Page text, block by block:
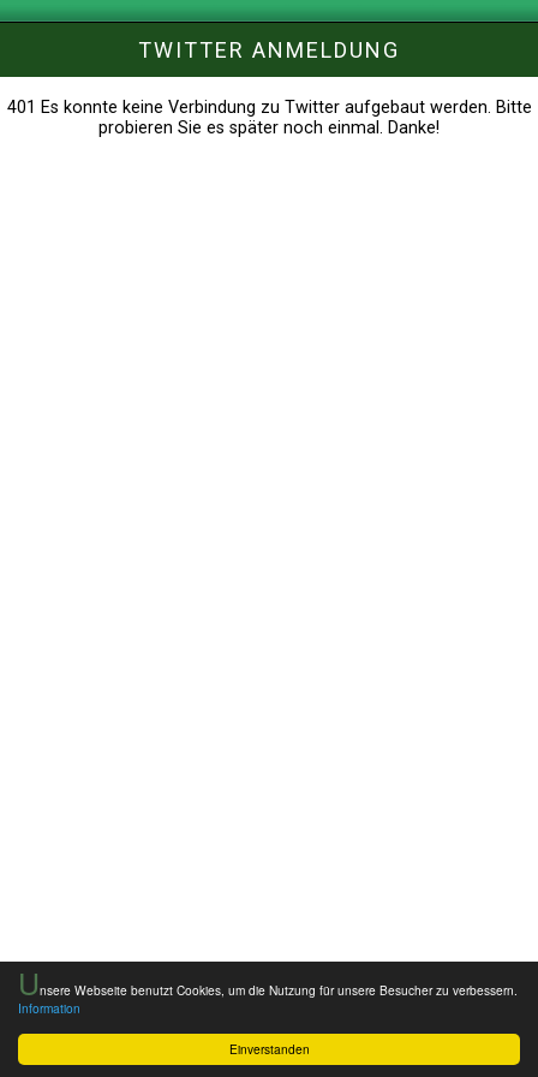
Einverstanden
Unsere Webseite benutzt Cookies, um die Nutzung für unsere Besucher zu verbessern.
Information
TWITTER ANMELDUNG
401 Es konnte keine Verbindung zu Twitter aufgebaut werden. Bitte
probieren Sie es später noch einmal. Danke!